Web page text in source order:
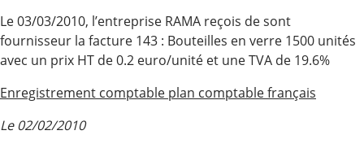
Le 03/03/2010, l’entreprise RAMA reçois de sont
fournisseur la facture 143 : Bouteilles en verre 1500 unités
avec un prix HT de 0.2 euro/unité et une TVA de 19.6%
Enregistrement comptable plan comptable français
Le 02/02/2010